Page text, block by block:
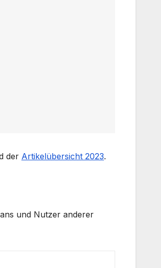
der Artikelübersicht 2023.
und Nutzer anderer